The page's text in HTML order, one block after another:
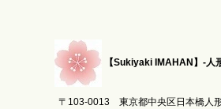
【Sukiyaki IMAHAN】-人
〒103-0013 東京都中央区日本橋人